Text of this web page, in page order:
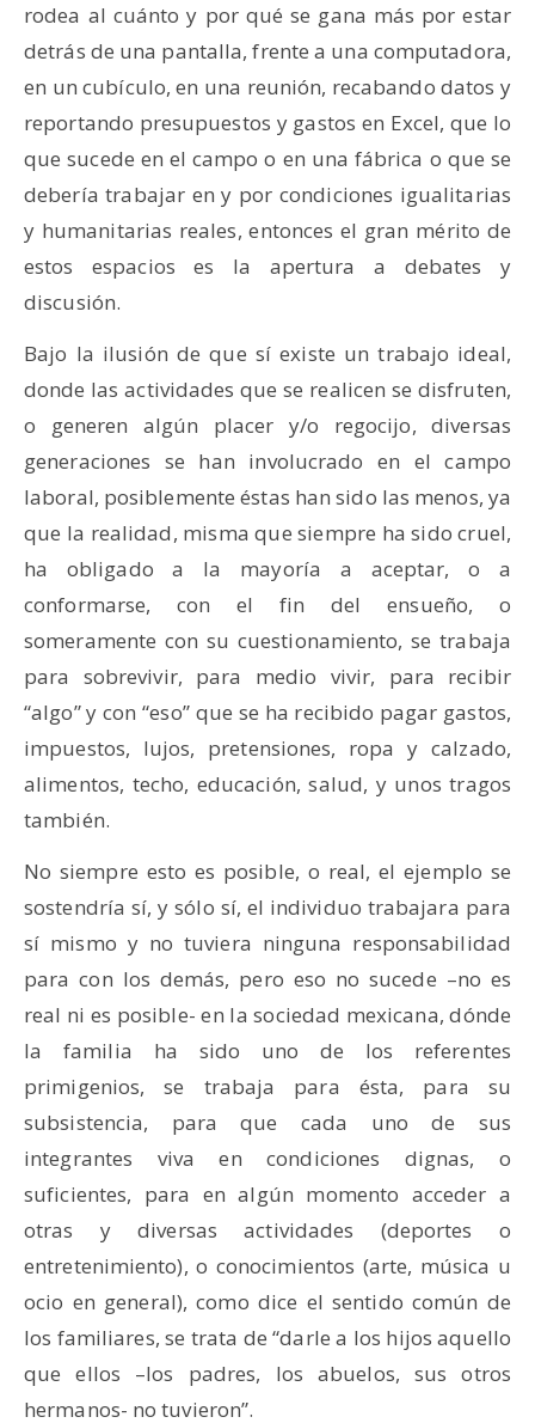
rodea al cuánto y por qué se gana más por estar
detrás de una pantalla, frente a una computadora,
en un cubículo, en una reunión, recabando datos y
reportando presupuestos y gastos en Excel, que lo
que sucede en el campo o en una fábrica o que se
debería trabajar en y por condiciones igualitarias
y humanitarias reales, entonces el gran mérito de
estos espacios es la apertura a debates y
discusión.
Bajo la ilusión de que sí existe un trabajo ideal,
donde las actividades que se realicen se disfruten,
o generen algún placer y/o regocijo, diversas
generaciones se han involucrado en el campo
laboral, posiblemente éstas han sido las menos, ya
que la realidad, misma que siempre ha sido cruel,
ha obligado a la mayoría a aceptar, o a
conformarse, con el fin del ensueño, o
someramente con su cuestionamiento, se trabaja
para sobrevivir, para medio vivir, para recibir
“algo” y con “eso” que se ha recibido pagar gastos,
impuestos, lujos, pretensiones, ropa y calzado,
alimentos, techo, educación, salud, y unos tragos
también.
No siempre esto es posible, o real, el ejemplo se
sostendría sí, y sólo sí, el individuo trabajara para
sí mismo y no tuviera ninguna responsabilidad
para con los demás, pero eso no sucede –no es
real ni es posible- en la sociedad mexicana, dónde
la familia ha sido uno de los referentes
primigenios, se trabaja para ésta, para su
subsistencia, para que cada uno de sus
integrantes viva en condiciones dignas, o
suficientes, para en algún momento acceder a
otras y diversas actividades (deportes o
entretenimiento), o conocimientos (arte, música u
ocio en general), como dice el sentido común de
los familiares, se trata de “darle a los hijos aquello
que ellos –los padres, los abuelos, sus otros
hermanos- no tuvieron”.